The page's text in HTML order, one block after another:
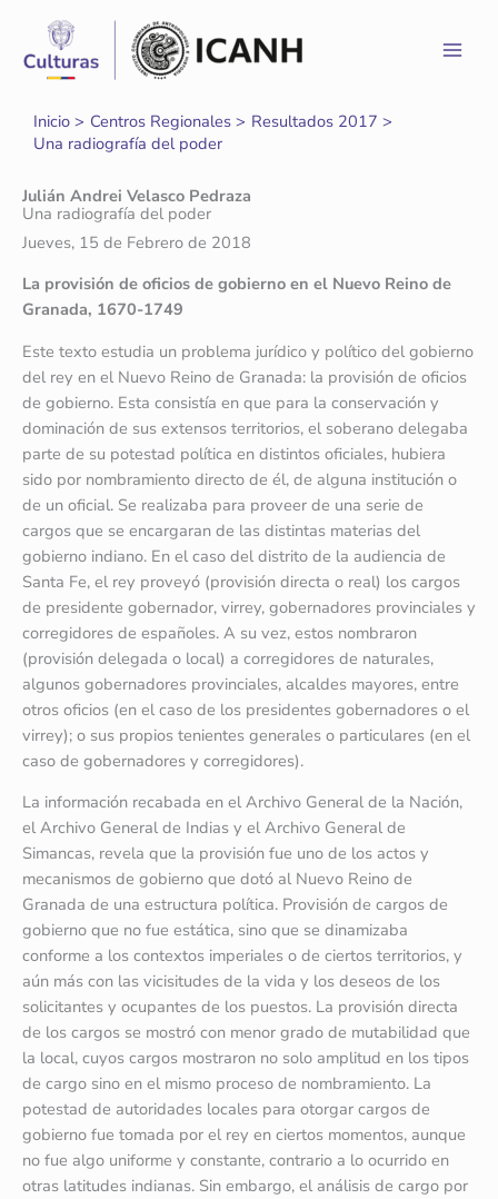
contenido
Inicio Centros Regionales
Resultados 2017
Una radiografía del poder
Julián Andrei Velasco Pedraza
Una radiografía del poder
Jueves, 15 de Febrero de 2018
La provisión de oficios de gobierno en el Nuevo Reino de
Granada, 1670-1749
Este texto estudia un problema jurídico y político del gobierno
del rey en el Nuevo Reino de Granada: la provisión de oficios
de gobierno. Esta consistía en que para la conservación y
dominación de sus extensos territorios, el soberano delegaba
parte de su potestad política en distintos oficiales, hubiera
sido por nombramiento directo de él, de alguna institución o
de un oficial. Se realizaba para proveer de una serie de
cargos que se encargaran de las distintas materias del
gobierno indiano. En el caso del distrito de la audiencia de
Santa Fe, el rey proveyó (provisión directa o real) los cargos
de presidente gobernador, virrey, gobernadores provinciales y
corregidores de españoles. A su vez, estos nombraron
(provisión delegada o local) a corregidores de naturales,
algunos gobernadores provinciales, alcaldes mayores, entre
otros oficios (en el caso de los presidentes gobernadores o el
virrey); o sus propios tenientes generales o particulares (en el
caso de gobernadores y corregidores).
La información recabada en el Archivo General de la Nación,
el Archivo General de Indias y el Archivo General de
Simancas, revela que la provisión fue uno de los actos y
mecanismos de gobierno que dotó al Nuevo Reino de
Granada de una estructura política. Provisión de cargos de
gobierno que no fue estática, sino que se dinamizaba
conforme a los contextos imperiales o de ciertos territorios, y
aún más con las vicisitudes de la vida y los deseos de los
solicitantes y ocupantes de los puestos. La provisión directa
de los cargos se mostró con menor grado de mutabilidad que
la local, cuyos cargos mostraron no solo amplitud en los tipos
de cargo sino en el mismo proceso de nombramiento. La
potestad de autoridades locales para otorgar cargos de
gobierno fue tomada por el rey en ciertos momentos, aunque
no fue algo uniforme y constante, contrario a lo ocurrido en
otras latitudes indianas. Sin embargo, el análisis de cargo por